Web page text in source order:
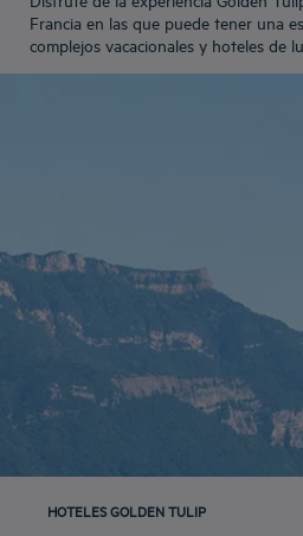
Francia en las que puede tener una
complejos vacacionales y hoteles de
HOTELES GOLDEN TULIP